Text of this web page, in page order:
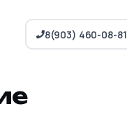
8(903) 460-08-81